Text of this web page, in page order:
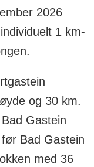
2026
1 km-
og 30 km.
Gastein
Bad Gastein
med 36